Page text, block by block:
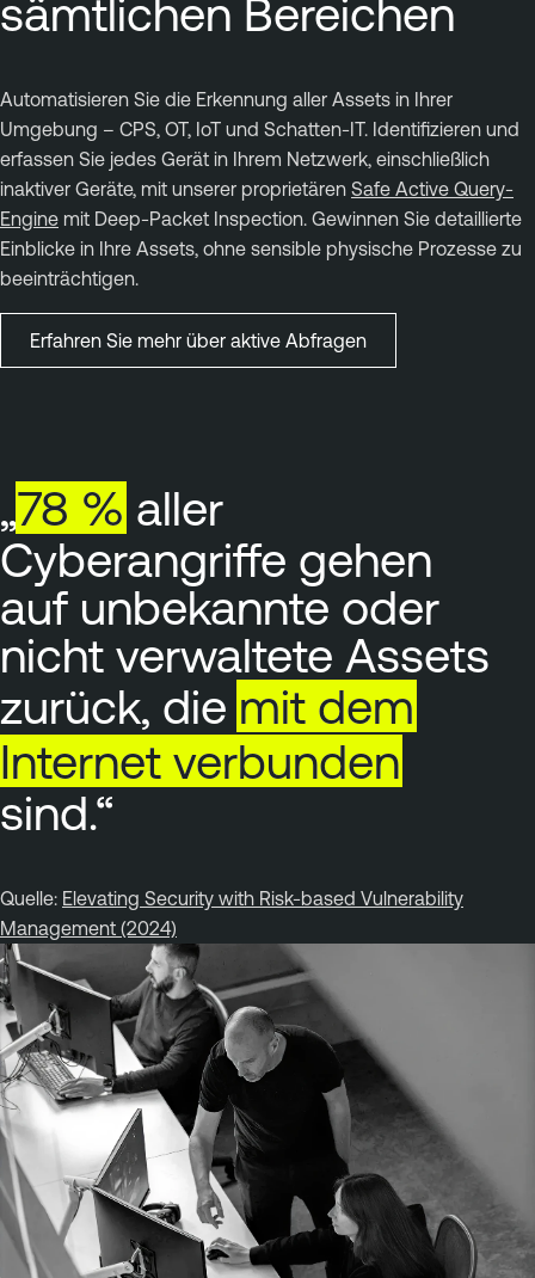
sämtlichen Bereichen
Automatisieren Sie die Erkennung aller Assets in Ihrer
Umgebung – CPS, OT, IoT und Schatten-IT. Identifizieren und
erfassen Sie jedes Gerät in Ihrem Netzwerk, einschließlich
inaktiver Geräte, mit unserer proprietären Safe Active Query-
Engine mit Deep-Packet Inspection. Gewinnen Sie detaillierte
Einblicke in Ihre Assets, ohne sensible physische Prozesse zu
beeinträchtigen.
Erfahren Sie mehr über aktive Abfragen
„78 % aller
Cyberangriffe gehen
auf unbekannte oder
nicht verwaltete Assets
zurück, die mit dem
Internet verbunden
sind.“
Quelle: Elevating Security with Risk-based Vulnerability
Management (2024)